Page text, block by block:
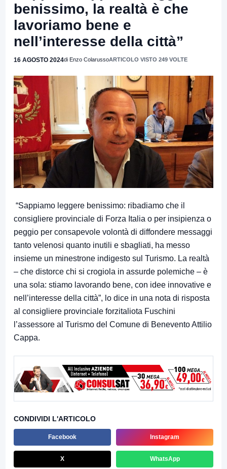
benissimo, la realtà è che
lavoriamo bene e
nell’interesse della città”
16 AGOSTO 2024di Enzo ColarussoARTICOLO VISTO 249 VOLTE
“Sappiamo leggere benissimo: ribadiamo che il
consigliere provinciale di Forza Italia o per insipienza o
peggio per consapevole volontà di diffondere messaggi
tanto velenosi quanto inutili e sbagliati, ha messo
insieme un minestrone indigesto sul Turismo. La realtà
– che distorce chi si crogiola in assurde polemiche – è
una sola: stiamo lavorando bene, con idee innovative e
nell’interesse della città”, lo dice in una nota di risposta
al consigliere provinciale forzitaliota Fuschini
l’assessore al Turismo del Comune di Benevento Attilio
Cappa.
CONDIVIDI L'ARTICOLO
Facebook Instagram
X WhatsApp